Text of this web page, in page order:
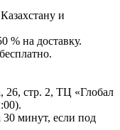
и
% на доставку.
26, стр. 2, ТЦ «Глобал
минут, если под